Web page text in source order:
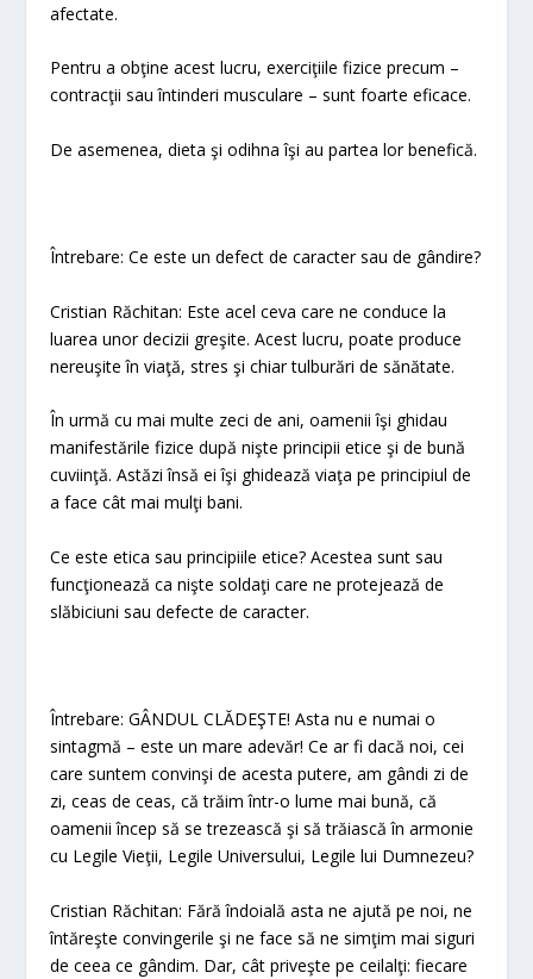
afectate.
Pentru a obţine acest lucru, exerciţiile fizice precum –
contracţii sau întinderi musculare – sunt foarte eficace.
De asemenea, dieta şi odihna îşi au partea lor benefică.
Întrebare: Ce este un defect de caracter sau de gândire?
Cristian Răchitan: Este acel ceva care ne conduce la
luarea unor decizii greşite. Acest lucru, poate produce
nereuşite în viaţă, stres şi chiar tulburări de sănătate.
În urmă cu mai multe zeci de ani, oamenii îşi ghidau
manifestările fizice după nişte principii etice şi de bună
cuviinţă. Astăzi însă ei îşi ghidează viaţa pe principiul de
a face cât mai mulţi bani.
Ce este etica sau principiile etice? Acestea sunt sau
funcţionează ca nişte soldaţi care ne protejează de
slăbiciuni sau defecte de caracter.
Întrebare: GÂNDUL CLĂDEŞTE! Asta nu e numai o
sintagmă – este un mare adevăr! Ce ar fi dacă noi, cei
care suntem convinşi de acesta putere, am gândi zi de
zi, ceas de ceas, că trăim într-o lume mai bună, că
oamenii încep să se trezească şi să trăiască în armonie
cu Legile Vieţii, Legile Universului, Legile lui Dumnezeu?
Cristian Răchitan: Fără îndoială asta ne ajută pe noi, ne
întăreşte convingerile şi ne face să ne simţim mai siguri
de ceea ce gândim. Dar, cât priveşte pe ceilalţi: fiecare